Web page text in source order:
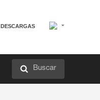
DESCARGAS
Buscar